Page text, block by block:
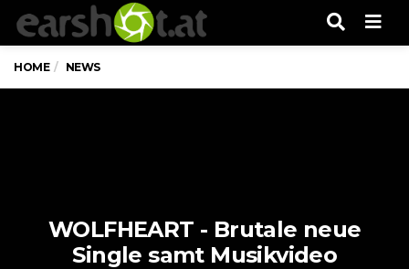
HOME NEWS
WOLFHEART - Brutale neue
Single samt Musikvideo